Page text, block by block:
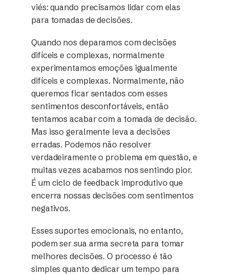
viés: quando precisamos lidar com elas
para tomadas de decisões.
Quando nos deparamos com decisões
difíceis e complexas, normalmente
experimentamos emoções igualmente
difíceis e complexas. Normalmente, não
queremos ficar sentados com esses
sentimentos desconfortáveis, então
tentamos acabar com a tomada de decisão.
Mas isso geralmente leva a decisões
erradas. Podemos não resolver
verdadeiramente o problema em questão, e
muitas vezes acabamos nos sentindo pior.
É um ciclo de feedback improdutivo que
encerra nossas decisões com sentimentos
negativos.
Esses suportes emocionais, no entanto,
podem ser sua arma secreta para tomar
melhores decisões. O processo é tão
simples quanto dedicar um tempo para